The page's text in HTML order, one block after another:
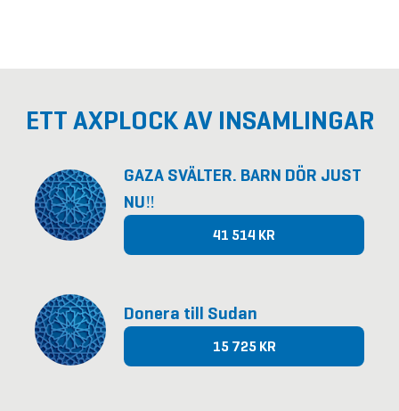
ETT AXPLOCK AV INSAMLINGAR
GAZA SVÄLTER. BARN DÖR JUST
NU‼️
41 514 KR
Donera till Sudan
15 725 KR